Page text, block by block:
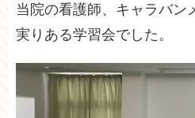
当院の看護師、キャラバン
実りある学習会でした。